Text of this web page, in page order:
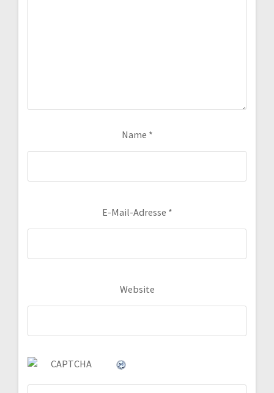
Name *
E-Mail-Adresse *
Website